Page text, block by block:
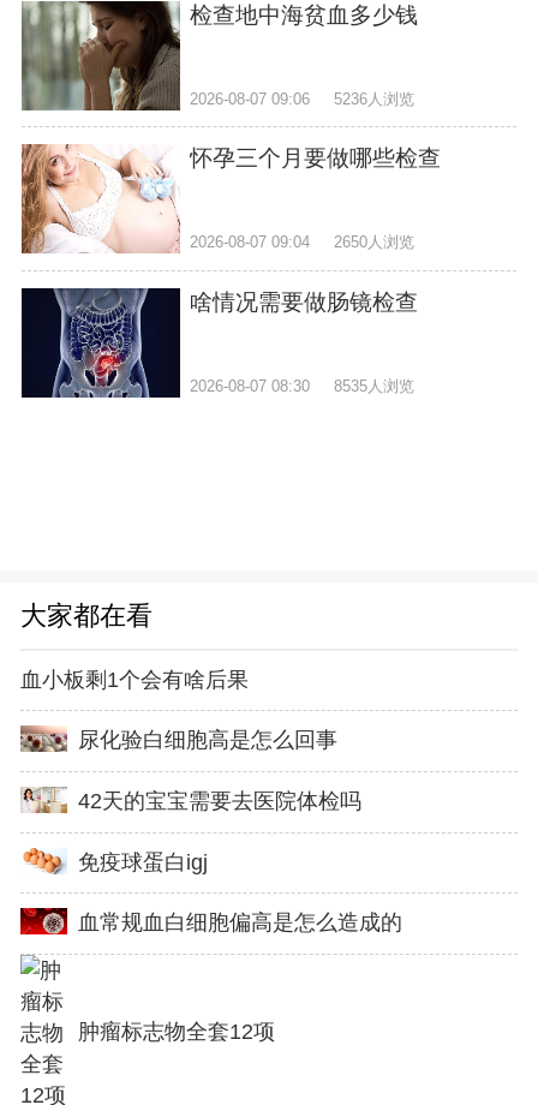
检查地中海贫血多少钱
2026-08-07 09:06 5236人浏览
怀孕三个月要做哪些检查
2026-08-07 09:04 2650人浏览
啥情况需要做肠镜检查
2026-08-07 08:30 8535人浏览
大家都在看
血小板剩1个会有啥后果
尿化验白细胞高是怎么回事
42天的宝宝需要去医院体检吗
免疫球蛋白igj
血常规血白细胞偏高是怎么造成的
肿瘤标志物全套12项